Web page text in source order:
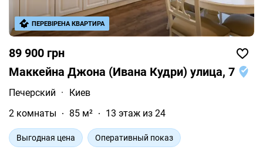
89 900 грн
Маккейна Джона (Ивана Кудри) улица, 7
Печерский ·
Киев
2 комнаты
85 м² 13 этаж из 24
Выгодная цена Оперативный показ
ПЕРЕВІРЕНА КВАРТИРА